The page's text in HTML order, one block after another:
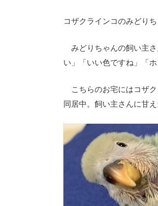
コザクラインコのみどり
みどりちゃんの飼い主さ
い」「いい色ですね」「
こちらのお宅にはコザ
同居中。飼い主さんに甘